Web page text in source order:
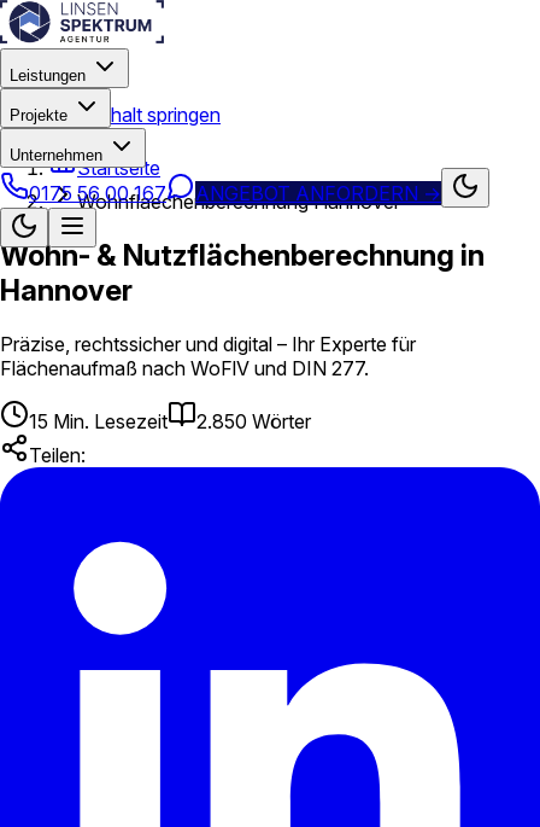
Zum Hauptinhalt springen
Startseite
Wohnflaechenberechnung Hannover
Leistungen
Projekte
Unternehmen
0175 56 00 167 ANGEBOT ANFORDERN →
Wohn- & Nutzflächenberechnung in
Hannover
Präzise, rechtssicher und digital – Ihr Experte für
Flächenaufmaß nach WoFlV und DIN 277.
15 Min. Lesezeit 2.850 Wörter
Teilen: